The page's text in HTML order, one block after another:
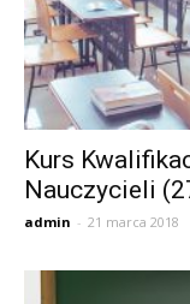
Kurs
Nauczycieli
admin - 21 marca 2018